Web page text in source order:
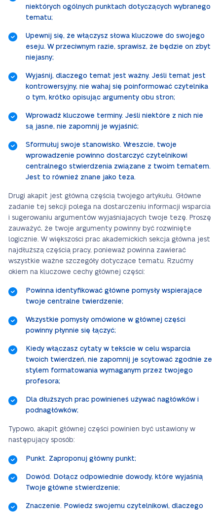
niektórych ogólnych punktach dotyczących wybranego
tematu;
Upewnij się, że włączysz słowa kluczowe do swojego
eseju. W przeciwnym razie, sprawisz, że będzie on zbyt
niejasny;
Wyjaśnij, dlaczego temat jest ważny. Jeśli temat jest
kontrowersyjny, nie wahaj się poinformować czytelnika
o tym, krótko opisując argumenty obu stron;
Wprowadź kluczowe terminy. Jeśli niektóre z nich nie
są jasne, nie zapomnij je wyjaśnić;
Sformułuj swoje stanowisko. Wreszcie, twoje
wprowadzenie powinno dostarczyć czytelnikowi
centralnego stwierdzenia związane z twoim tematem.
Jest to również znane jako teza.
Drugi akapit jest główną częścią twojego artykułu. Główne
zadanie tej sekcji polega na dostarczeniu informacji wsparcia
i sugerowaniu argumentów wyjaśniających twoje tezę. Proszę
zauważyć, że twoje argumenty powinny być rozwinięte
logicznie. W większości prac akademickich sekcja główna jest
najdłuższą częścią pracy, ponieważ powinna zawierać
wszystkie ważne szczegóły dotyczące tematu. Rzućmy
okiem na kluczowe cechy głównej części:
Powinna identyfikować główne pomysły wspierające
twoje centralne twierdzenie;
Wszystkie pomysły omówione w głównej części
powinny płynnie się łączyć;
Kiedy włączasz cytaty w tekście w celu wsparcia
twoich twierdzeń, nie zapomnij je scytować zgodnie ze
stylem formatowania wymaganym przez twojego
profesora;
Dla dłuższych prac powinieneś używać nagłówków i
podnagłówków;
Typowo, akapit głównej części powinien być ustawiony w
następujący sposób:
Punkt. Zaproponuj główny punkt;
Dowód. Dołącz odpowiednie dowody, które wyjaśnią
Twoje główne stwierdzenie;
Znaczenie. Powiedz swojemu czytelnikowi, dlaczego